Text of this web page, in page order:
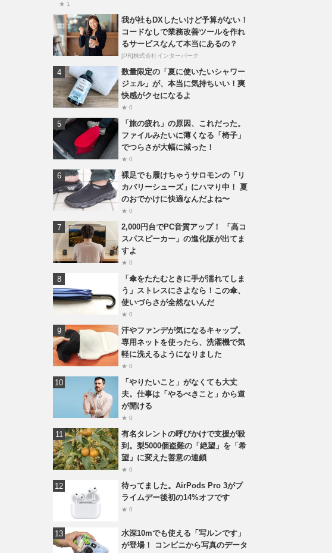
★ 1
我が社もDXしたいけど予算がない！
コードなしで業務改善ツールを作れ
るサービスなんて本当にあるの？
[PR]株式会社インターパーク
数量限定の「夏に使いたいシャワー
ジェル」が、本当に気持ちいい！爽
快感がクセになるよ
★ 0
「旅の疲れ」の原因、これだった。
ファイルみたいに薄くなる「椅子」
でつらさが大幅に減った！
★ 0
裸足でも履けちゃうサロモンの「リ
カバリーシューズ」にハマり中！ 夏
のおでかけに快適なんだよね〜
★ 0
2,000円台でPC音質アップ！ 「高コ
スパスピーカー」の進化版が出てま
すよ
★ 0
「傘をたたむときに手が濡れてしま
う」ストレスにさよなら！この傘、
使いづらさが全然ないんだ
★ 0
汗やファンデが気になるキャップ。
専用ネットを使ったら、洗濯機で気
軽に洗えるようになりました
★ 0
「やりたいこと」がなくても大丈
夫。仕事は「やるべきこと」から道
が開ける
★ 0
有名タレントの呼びかけで支援が殺
到。梨5000個盗難の「絶望」を「希
望」に変えた善意の連鎖
★ 0
待ってました。AirPods Pro 3がプ
ライムデー後初の14%オフです
★ 0
水深10mでも使える「写ルンです」
が登場！ コンビニから写真のデータ